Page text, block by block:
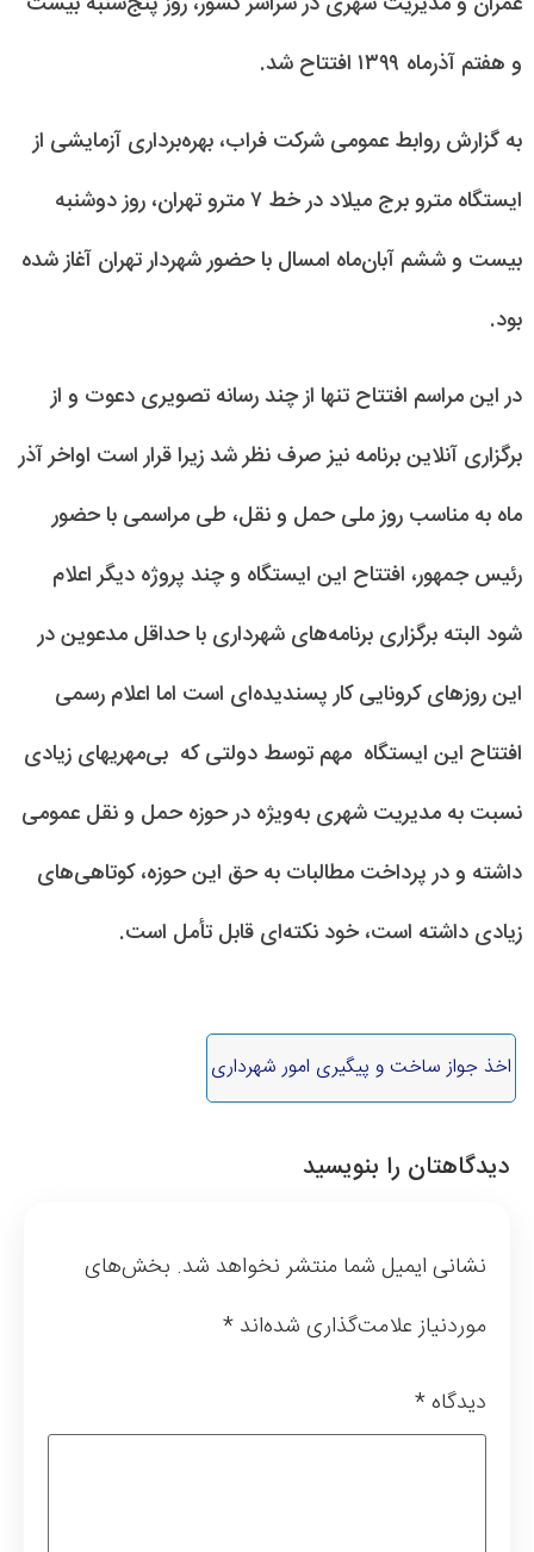
و هفتم آذرماه ۱۳۹۹ افتتاح شد.
به گزارش روابط عمومی شرکت فراب، بهره‌برداری آزمایشی از
ایستگاه مترو برج میلاد در خط ۷ مترو تهران، روز دوشنبه
بیست و ششم آبان‌ماه امسال با حضور شهردار تهران آغاز شده
بود.
در این مراسم افتتاح تنها از چند رسانه تصویری دعوت و از
برگزاری آنلاین برنامه نیز صرف نظر شد زیرا قرار است اواخر آذر
ماه به مناسب روز ملی حمل و نقل، طی مراسمی با حضور
رئیس جمهور، افتتاح این ایستگاه و چند پروژه دیگر اعلام
شود البته برگزاری برنامه‌های شهرداری با حداقل مدعوین در
این روزهای کرونایی کار پسندیده‌ای است اما اعلام رسمی
افتتاح این ایستگاه مهم توسط دولتی که بی‌مهریهای زیادی
نسبت به مدیریت شهری به‌ویژه در حوزه حمل و نقل عمومی
داشته و در پرداخت مطالبات به حق این حوزه، کوتاهی‌های
زیادی داشته است، خود نکته‌ای قابل تأمل است.
اخذ جواز ساخت و پیگیری امور شهرداری
دیدگاهتان را بنویسید
نشانی ایمیل شما منتشر نخواهد شد. بخش‌های
موردنیاز علامت‌گذاری شده‌اند *
دیدگاه*